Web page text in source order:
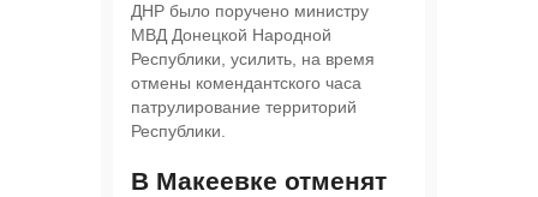
ДНР было поручено министру
МВД Донецкой Народной
Республики, усилить, на время
отмены комендантского часа
патрулирование территорий
Республики.
В Макеевке отменят